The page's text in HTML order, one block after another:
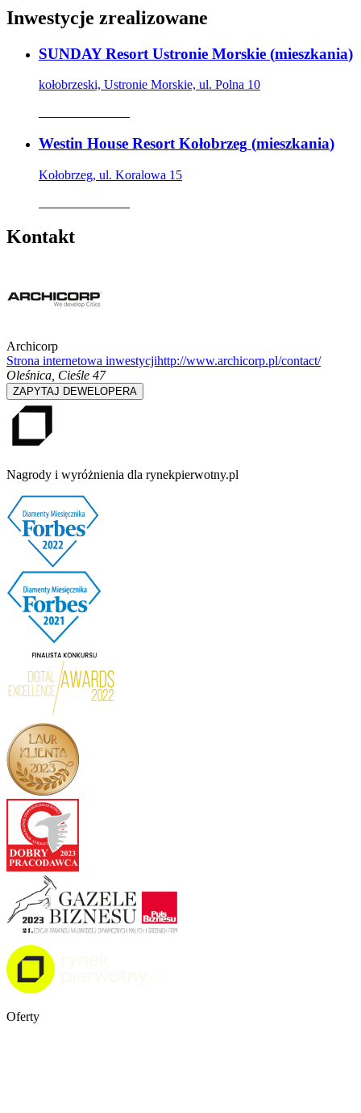
Inwestycje zrealizowane
SUNDAY Resort Ustronie Morskie (mieszkania)
kołobrzeski, Ustronie Morskie, ul. Polna 10
Westin House Resort Kołobrzeg (mieszkania)
Kołobrzeg, ul. Koralowa 15
Kontakt
Archicorp
Strona internetowa inwestycjihttp://www.archicorp.pl/contact/
Oleśnica, Cieśle 47
ZAPYTAJ DEWELOPERA
Nagrody i wyróżnienia dla rynekpierwotny.pl
Oferty